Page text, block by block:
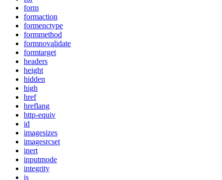
form
formaction
formenctype
formmethod
formnovalidate
formtarget
headers
height
hidden
high
href
hreflang
http-equiv
id
imagesizes
imagesrcset
inert
inputmode
integrity
is